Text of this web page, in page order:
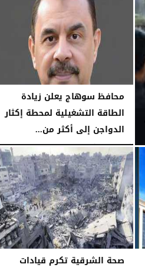
محافظ سوهاج يعلن زيادة
الطاقة التشغيلية لمحطة إكثار
الدواجن إلى أكثر من...
السبت، 10 يناير 2026 11:41 صـ
صحة الشرقية تكرم قيادات